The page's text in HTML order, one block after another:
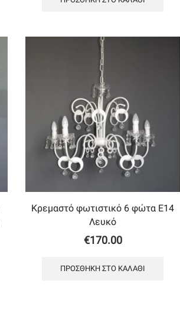
Κρεμαστό φωτιστικό 6 φώτα Ε14
Λευκό
€170.00
ΠΡΟΣΘΉΚΗ ΣΤΟ ΚΑΛΆΘΙ